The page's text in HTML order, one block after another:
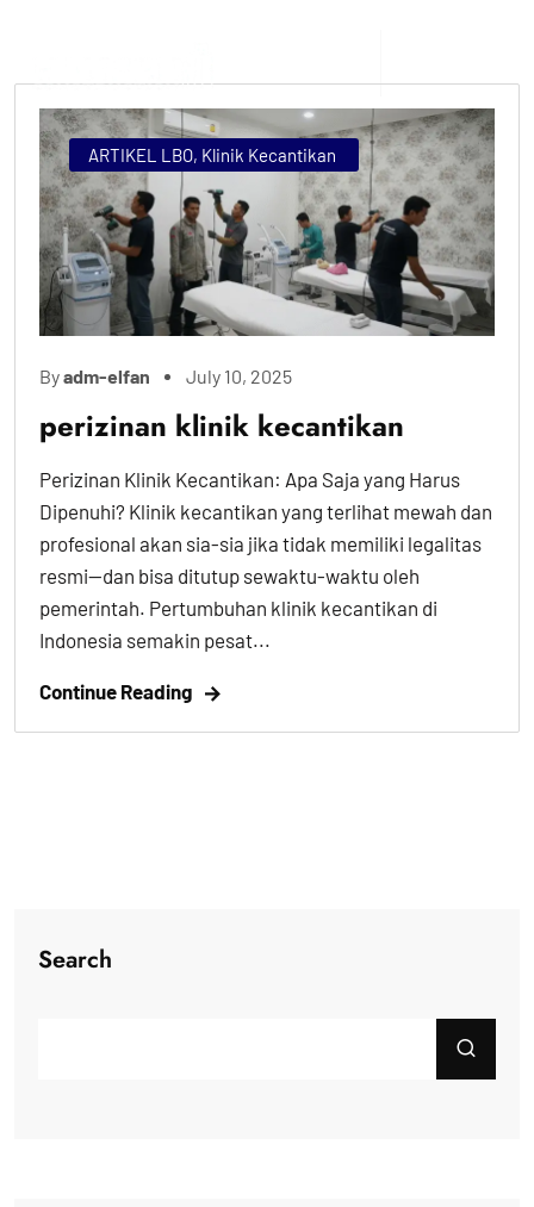
ARTIKEL LBO, Klinik Kecantikan
Byadm-elfan July 10, 2025
perizinan klinik kecantikan
Perizinan Klinik Kecantikan: Apa Saja yang Harus
Dipenuhi? Klinik kecantikan yang terlihat mewah dan
profesional akan sia-sia jika tidak memiliki legalitas
resmi—dan bisa ditutup sewaktu-waktu oleh
pemerintah. Pertumbuhan klinik kecantikan di
Indonesia semakin pesat...
Continue Reading
Search